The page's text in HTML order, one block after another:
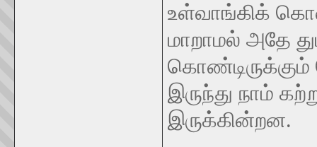
உள்வாங்கிக்
மாறாமல் அதே
இருந்து நாம்
இருக்கின்றன.